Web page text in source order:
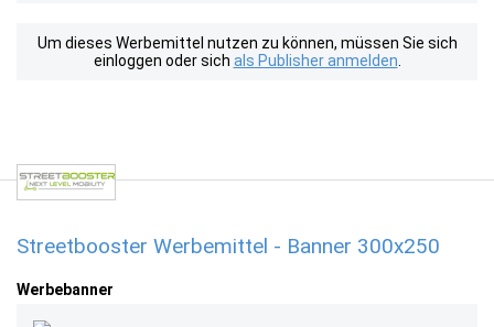
Um dieses Werbemittel nutzen zu können, müssen Sie sich
einloggen oder sich als Publisher anmelden
Streetbooster Werbemittel - Banner 300x250
Werbebanner